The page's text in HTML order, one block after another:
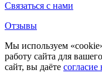
Связаться с нами
Отзывы
Мы используем
работу сайта для
сайт, вы даёте